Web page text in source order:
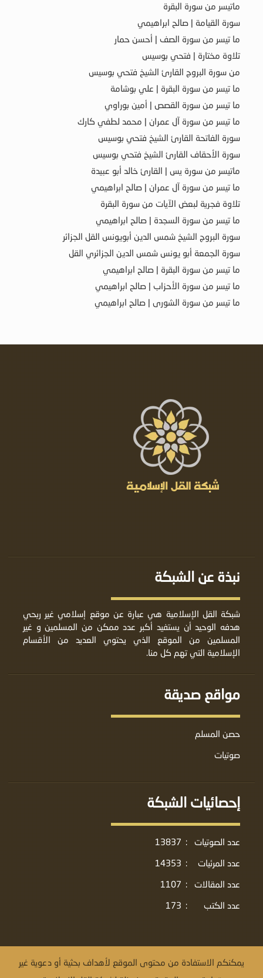
ماتيسر من سورة البقرة
سورة القيامة | صالح ابراهيمي
ما تيسر من سورة الصف | أحسن حمار
تلاوة مختارة | فتحي بوسيس
من سورة البروج القارئ الشيخ فتحي بوسيس
ما تيسر من سورة البقرة | علي بوشامة
ما تيسر من سورة القصص | أمين بوراوي
ما تيسر من سورة آل عمران | محمد لطفي كارك
سورة الفاتحة القارئ الشيخ فتحي بوسيس
سورة الأحقاف القارئ الشيخ فتحي بوسيس
ماتيسر من سورة يس | القارئ خالد أبو عبيدة
ما تيسر من سورة آل عمران | صالح ابراهيمي
تلاوة فجرية لبعض الآيات من سورة البقرة
ما تيسر من سورة السجدة | صالح ابراهيمي
سورة البروج الشيخ شمس الدين أبويونس القل الجزائر
سورة الجمعة أبو يونس شمس الدين الجزائري القل
ما تيسر من سورة البقرة | صالح ابراهيمي
ما تيسر من سورة الأحزاب | صالح ابراهيمي
ما تيسر من سورة الشورى | صالح ابراهيمي
نبذة عن الشبكة
شبكة القل الإسلامية هي عبارة عن موقع إسلامي غير ربحي
هدفه الوحيد أن يستفيد أكبر عدد ممكن من المسلمين و غير
المسلمين من الموقع الذي يحتوي العديد من الأقسام
الإسلامية التي تهم كل منا.
مواقع صديقة
حصن المسلم
صوتيات
إحصائيات الشبكة
عدد الصوتيات :
13837
عدد المرئيات
:
14353
عدد المقالات
:
1107
عدد الكتب
:
173
يمكنكم الاستفادة من محتوى الموقع لأهداف بحثية أو دعوية غير